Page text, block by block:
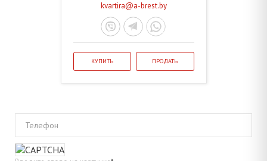
kvartira@a-brest.by
КУПИТЬ ПРОДАТЬ
Телефон